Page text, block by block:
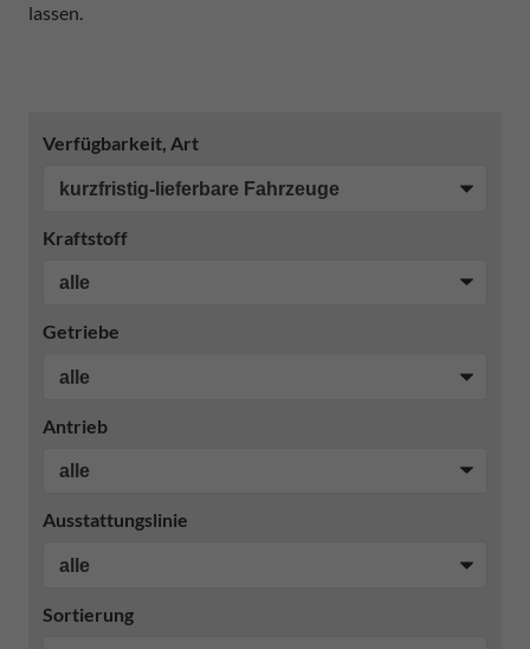
lassen.
Verfügbarkeit, Art
Kraftstoff
Getriebe
Antrieb
Ausstattungslinie
Sortierung